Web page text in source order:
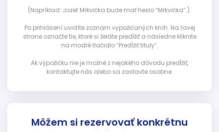
(Napríklad: Jozef Mrkvička bude mať heslo “Mrkvička”.).
Po prihlásení uvidíte zoznam vypožičaných kníh. Na ľavej
strane označte tie, ktoré si želáte predĺžiť a následne kliknite
na modré tlačidlo “Predĺžiť tituly”.
Ak výpožičku nie je možné z nejakého dôvodu predĺžiť,
kontaktujte nás alebo sa zastavte osobne.
Môžem si rezervovať konkrétnu